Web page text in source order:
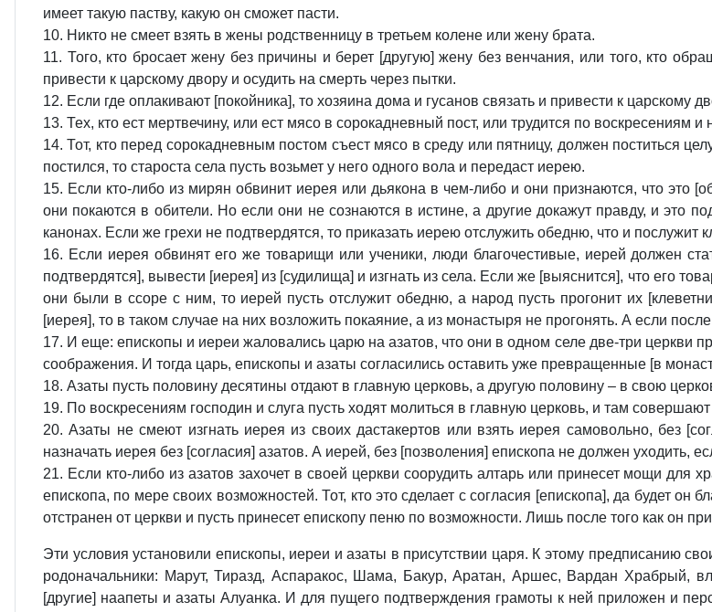
имеет такую паству, какую он сможет пасти.
10. Никто не смеет взять в жены родственницу в третьем колене или жену брата.
11. Того, кто бросает жену без причины и берет [другую] жену без венчания, или того, кто
привести к царскому двору и осудить на смерть через пытки.
12. Если где оплакивают [покойника], то хозяина дома и гусанов связать и привести к царскому
13. Тех, кто ест мертвечину, или ест мясо в сорокадневный пост, или трудится по воскресениям
14. Тот, кто перед сорокадневным постом съест мясо в среду или пятницу, должен поститься
постился, то староста села пусть возьмет у него одного вола и передаст иерею.
15. Если кто-либо из мирян обвинит иерея или дьякона в чем-либо и они признаются, что это
они покаются в обители. Но если они не сознаются в истине, а другие докажут правду, и это
канонах. Если же грехи не подтвердятся, то приказать иерею отслужить обедню, что и послужит
16. Если иерея обвинят его же товарищи или ученики, люди благочестивые, иерей должен
подтвердятся], вывести [иерея] из [судилища] и изгнать из села. Если же [выяснится], что его
они были в ссоре с ним, то иерей пусть отслужит обедню, а народ пусть прогонит их
[иерея], то в таком случае на них возложить покаяние, а из монастыря не прогонять. А если
17. И еще: епископы и иереи жаловались царю на азатов, что они в одном селе две-три церкви
соображения. И тогда царь, епископы и азаты согласились оставить уже превращенные [в
18. Азаты пусть половину десятины отдают в главную церковь, а другую половину – в свою
19. По воскресениям господин и слуга пусть ходят молиться в главную церковь, и там
20. Азаты не смеют изгнать иерея из своих дастакертов или взять иерея самовольно, без
назначать иерея без [согласия] азатов. А иерей, без [позволения] епископа не должен уходить,
21. Если кто-либо из азатов захочет в своей церкви соорудить алтарь или принесет мощи для
епископа, по мере своих возможностей. Тот, кто это сделает с согласия [епископа], да будет он
отстранен от церкви и пусть принесет епископу пеню по возможности. Лишь после того как он
Эти условия установили епископы, иереи и азаты в присутствии царя. К этому предписанию
родоначальники: Марут, Тиразд, Аспаракос, Шама, Бакур, Аратан, Аршес, Вардан Храбрый,
[другие] наапеты и азаты Алуанка. И для пущего подтверждения грамоты к ней приложен и